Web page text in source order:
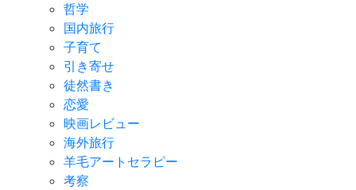
哲学
国内旅行
子育て
引き寄せ
徒然書き
恋愛
映画レビュー
海外旅行
羊毛アートセラピー
考察